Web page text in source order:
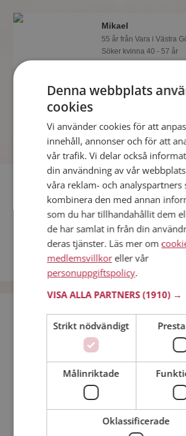
Mikael
55 år från Vara i Västra
Söker kvinna 40 - 57 år
möjliga detaljer om
Fler singlar
Fler singelmän från Vara:Måns, Fredde,
Kvinnor från Vara
Dejta kvinnor i Sverige
Dejta män i Sverige
Bli medlem utan
Min ålder:
Denna webbplats
cookies
Vi använder cookies för att
innehåll, annonser och för att
vår trafik. Vi delar också
din användning av vår
våra reklam- och analyspartners
kombinera den med annan
som du har tillhandahållit dem
de har samlat in från din
deras tjänster. Läs mer om
medlemsvillkoreller vår
personuppgiftspolicy.
VISA ALLA PARTNERS(1910) →
Strikt nödvändigt
Målinriktade
Oklassificerade